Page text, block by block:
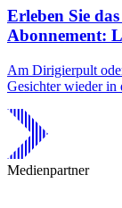
Erleben Sie
Abonnement:
Am Dirigierpult
Gesichter wieder in
Medienpartner